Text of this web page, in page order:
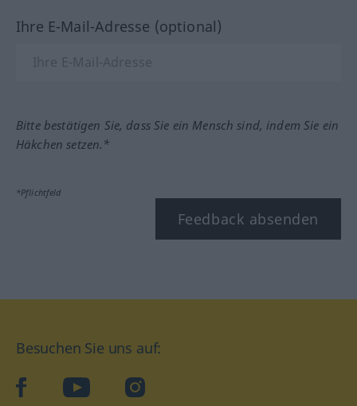
Ihre E-Mail-Adresse (optional)
Bitte bestätigen Sie, dass Sie ein Mensch sind, indem Sie ein
Häkchen setzen.*
*Pflichtfeld
Feedback absenden
Besuchen Sie uns auf:
facebookYouTube Instagram